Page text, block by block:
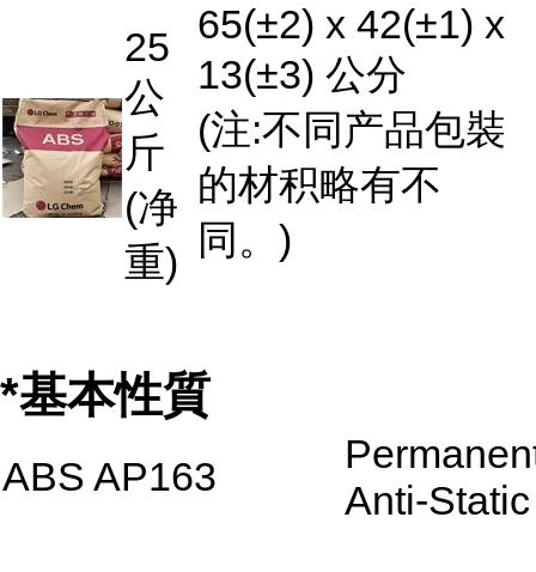
25
公
斤
(净
重)
65(±2) x 42(±1) x
13(±3) 公分
(注:不同产品包裝
的材积略有不
同。)
*基本性質
ABS AP163
Anti-Static